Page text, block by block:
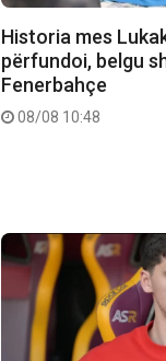
Historia mes
përfundoi, belgu
Fenerbahçe
08/08 10:48